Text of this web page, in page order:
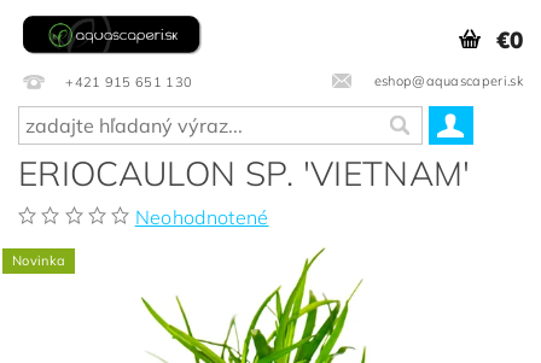
+421 915 651 130 eshop@aquascaperi.sk
€0
ERIOCAULON SP. 'VIETNAM'
Neohodnotené
Novinka